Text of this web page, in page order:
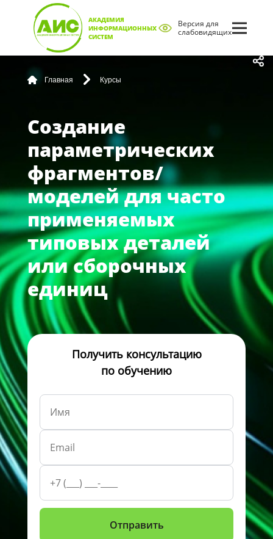
АКАДЕМИЯ
ИНФОРМАЦИОННЫХ
СИСТЕМ
Версия для
слабовидящих
Главная Курсы
Создание
параметрических
фрагментов/
моделей для часто
применяемых
типовых деталей
или сборочных
единиц
Получить консультацию
по обучению